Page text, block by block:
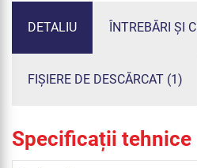
DETALIU ÎNTREBĂRI ȘI
FIȘIERE DE DESCĂRCAT (1)
Specificații tehnice